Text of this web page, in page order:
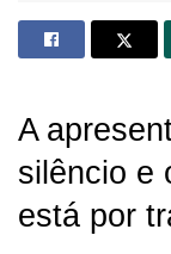
A
silêncio e
está por